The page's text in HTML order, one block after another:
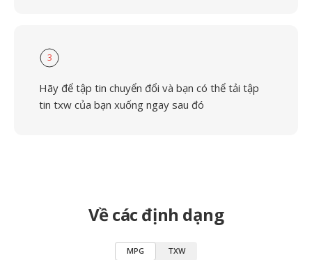
3
Hãy để tập tin chuyển đổi và bạn có thể tải tập
tin txw của bạn xuống ngay sau đó
Về các định dạng
MPG TXW